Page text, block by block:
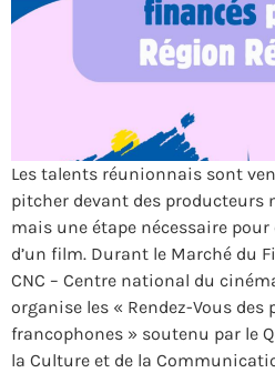
Les talents réunionnais sont
pitcher devant des producteurs
mais une étape nécessaire pour
d’un film. Durant le Marché du
CNC – Centre national du
organise les « Rendez-Vous des
francophones » soutenu par le
la Culture et de la